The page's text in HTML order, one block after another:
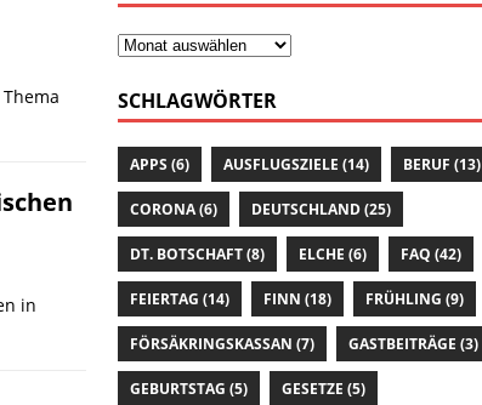
in
SCHLAGWÖRTER
APPS (6) AUSFLUGSZIELE (14) BERUF (13)
CORONA(6) DEUTSCHLAND(25)
DT. BOTSCHAFT(8) ELCHE (6) FAQ (42)
FEIERTAG (14) FINN (18) FRÜHLING (9)
FÖRSÄKRINGSKASSAN (7) GASTBEITRÄGE (3)
GEBURTSTAG (5) GESETZE (5)